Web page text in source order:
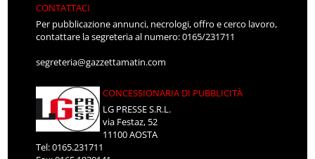
CONTATTACI
Per pubblicazione annunci, necrologi, offro e cerco lavoro,
contattare la segreteria al numero: 0165/231711
segreteria@gazzettamatin.com
CONCESSIONARIA DI PUBBLICITÀ
LG PRESSE S.R.L.
via Festaz, 52
11100 AOSTA
Tel: 0165.231711